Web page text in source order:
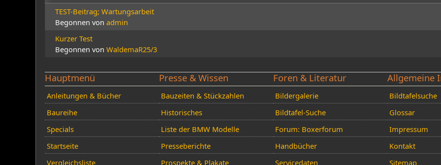
TEST-Beitrag; Wartungsarbeit
Begonnen von admin
Kurzer Test
Begonnen von WaldemaR25/3
Hauptmenü
Anleitungen & Bücher
Baureihe
Specials
Startseite
Vergleichsliste
Presse & Wissen
Bauzeiten & Stückzahlen
Historisches
Liste der BMW Modelle
Presseberichte
Prospekte & Plakate
Foren & Literatur
Bildergalerie
Bildtafel-Suche
Forum: Boxerforum
Handbücher
Servicedaten
Allgemeine
Bildtafelsuche
Glossar
Impressum
Kontakt
Sitemap